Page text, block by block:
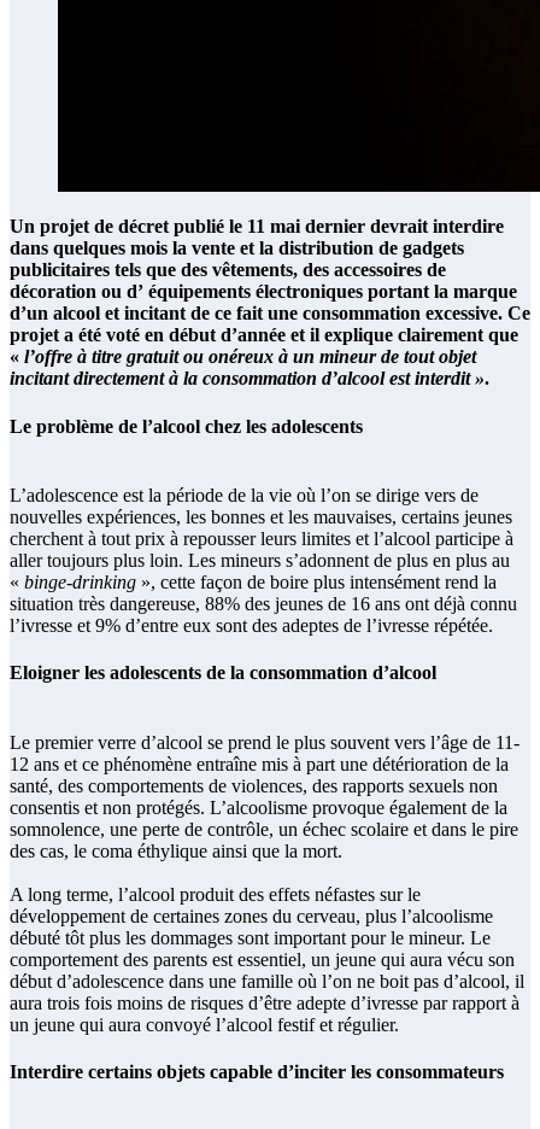
Un projet de décret publié le 11 mai dernier devrait interdire
dans quelques mois la vente et la distribution de gadgets
publicitaires tels que des vêtements, des accessoires de
décoration ou d’ équipements électroniques portant la marque
d’un alcool et incitant de ce fait une consommation excessive. Ce
projet a été voté en début d’année et il explique clairement que
« l’offre à titre gratuit ou onéreux à un mineur de tout objet
incitant directement à la consommation d’alcool est interdit ».
Le problème de l’alcool chez les adolescents
L’adolescence est la période de la vie où l’on se dirige vers de
nouvelles expériences, les bonnes et les mauvaises, certains jeunes
cherchent à tout prix à repousser leurs limites et l’alcool participe à
aller toujours plus loin. Les mineurs s’adonnent de plus en plus au
« binge-drinking », cette façon de boire plus intensément rend la
situation très dangereuse, 88% des jeunes de 16 ans ont déjà connu
l’ivresse et 9% d’entre eux sont des adeptes de l’ivresse répétée.
Eloigner les adolescents de la consommation d’alcool
Le premier verre d’alcool se prend le plus souvent vers l’âge de 11-
12 ans et ce phénomène entraîne mis à part une détérioration de la
santé, des comportements de violences, des rapports sexuels non
consentis et non protégés. L’alcoolisme provoque également de la
somnolence, une perte de contrôle, un échec scolaire et dans le pire
des cas, le coma éthylique ainsi que la mort.
A long terme, l’alcool produit des effets néfastes sur le
développement de certaines zones du cerveau, plus l’alcoolisme
débuté tôt plus les dommages sont important pour le mineur. Le
comportement des parents est essentiel, un jeune qui aura vécu son
début d’adolescence dans une famille où l’on ne boit pas d’alcool, il
aura trois fois moins de risques d’être adepte d’ivresse par rapport à
un jeune qui aura convoyé l’alcool festif et régulier.
Interdire certains objets capable d’inciter les consommateurs